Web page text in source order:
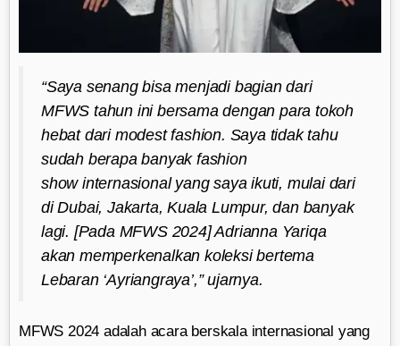
“Saya senang bisa menjadi bagian dari
MFWS tahun ini bersama dengan para tokoh
hebat dari modest fashion. Saya tidak tahu
sudah berapa banyakfashion
show internasional yang saya ikuti, mulai dari
di Dubai, Jakarta, Kuala Lumpur, dan banyak
lagi. [Pada MFWS 2024] Adrianna Yariqa
akan memperkenalkan koleksi bertema
Lebaran ‘Ayriangraya’,” ujarnya.
MFWS 2024 adalah acara berskala internasional yang